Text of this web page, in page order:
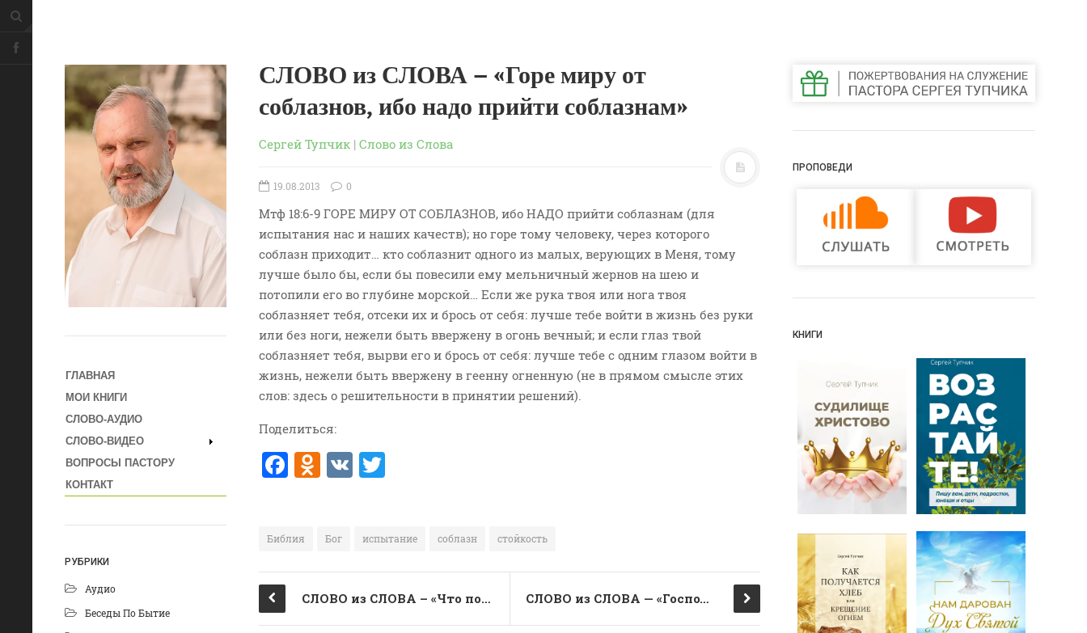
ГЛАВНАЯ
МОИ КНИГИ
СЛОВО-АУДИО
СЛОВО-ВИДЕО
ВОПРОСЫ ПАСТОРУ
КОНТАКТ
РУБРИКИ
Аудио
Беседы По Бытие
СЛОВО из СЛОВА – «Горе миру от
соблазнов, ибо надо прийти соблазнам»
Сергей Тупчик | Слово из Слова
19.08.2013 0
Мтф 18:6-9 ГОРЕ МИРУ ОТ СОБЛАЗНОВ, ибо НАДО прийти соблазнам (для
испытания нас и наших качеств); но горе тому человеку, через которого
соблазн приходит… кто соблазнит одного из малых, верующих в Меня, тому
лучше было бы, если бы повесили ему мельничный жернов на шею и
потопили его во глубине морской… Если же рука твоя или нога твоя
соблазняет тебя, отсеки их и брось от себя: лучше тебе войти в жизнь без руки
или без ноги, нежели быть ввержену в огонь вечный; и если глаз твой
соблазняет тебя, вырви его и брось от себя: лучше тебе с одним глазом войти в
жизнь, нежели быть ввержену в геенну огненную (не в прямом смысле этих
слов: здесь о решительности в принятии решений).
Поделиться:
F
a
e
b
o
O
d
o
kl
a
ss
V
K
te
r
Библия Бог испытание соблазн стойкость
СЛОВО из СЛОВА – «Что пользы человеку приобрести весь мир, а себя самого погубить или повредить себе?» СЛОВО из СЛОВА — «Господь наслал на него горе за множество беззаконий его»
ПРОПОВЕДИ
КНИГИ